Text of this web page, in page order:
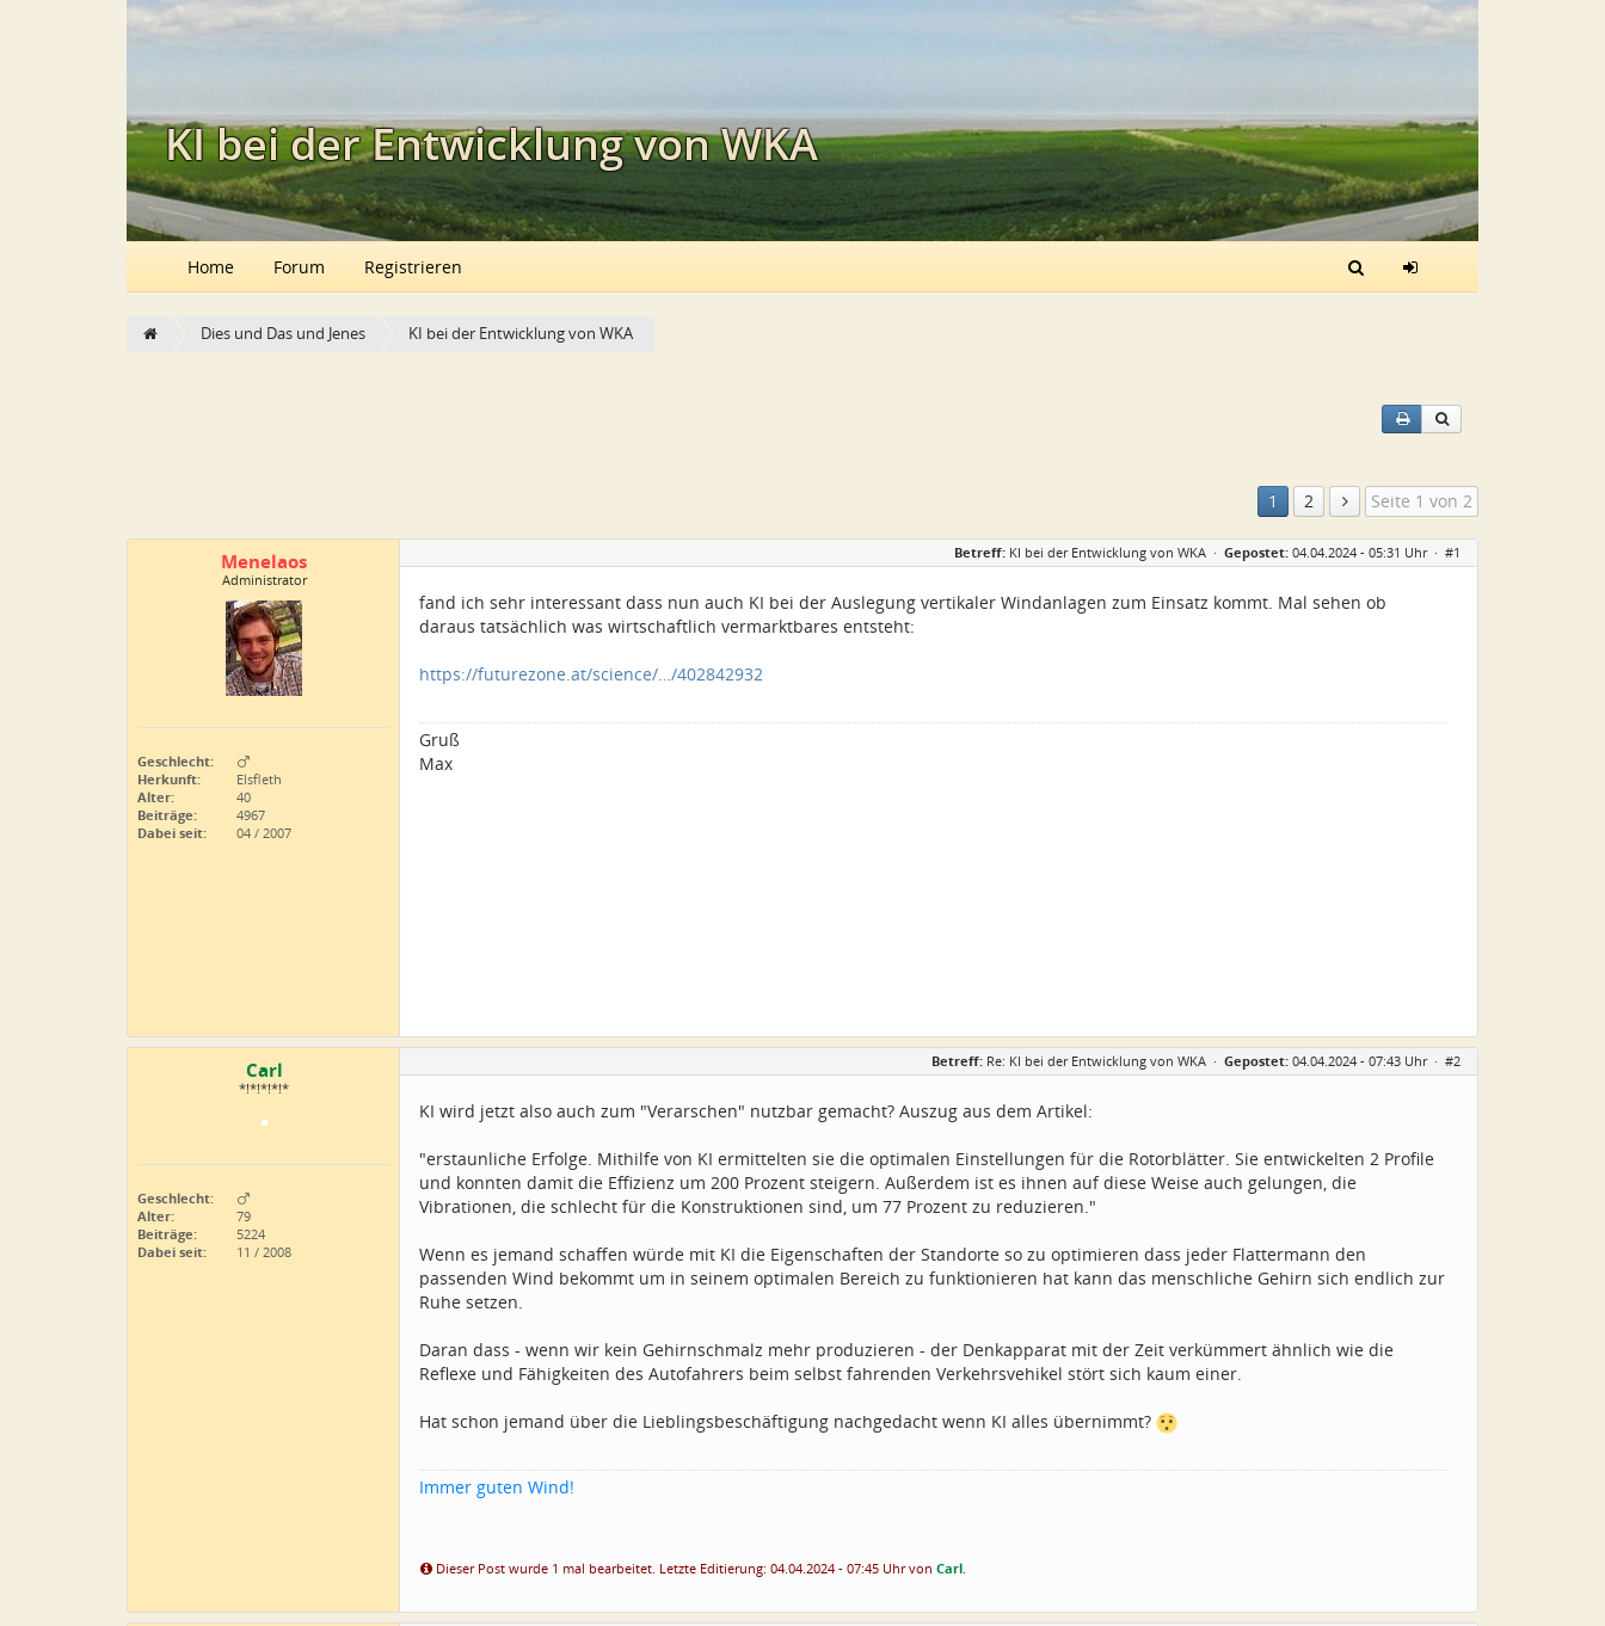
KI bei der Entwicklung von WKA
Home Forum Registrieren
Dies und Das und Jenes KI bei der Entwicklung von WKA
1 2 Seite 1 von 2
Menelaos
Administrator
Geschlecht:
Herkunft:
Elsfleth
Alter:
40
Beiträge:
4967
Dabei seit:
04 / 2007
Betreff: KI bei der Entwicklung von WKA · Gepostet: 04.04.2024 - 05:31 Uhr · #1
fand ich sehr interessant dass nun auch KI bei der Auslegung vertikaler Windanlagen zum Einsatz kommt. Mal sehen ob
daraus tatsächlich was wirtschaftlich vermarktbares entsteht:
https://futurezone.at/science/…/402842932
Gruß
Max
Carl
*!*!*!*!*
Geschlecht:
Alter:
79
Beiträge:
5224
Dabei seit:
11 / 2008
Betreff: Re: KI bei der Entwicklung von WKA · Gepostet: 04.04.2024 - 07:43 Uhr · #2
KI wird jetzt also auch zum "Verarschen" nutzbar gemacht? Auszug aus dem Artikel:
"erstaunliche Erfolge. Mithilfe von KI ermittelten sie die optimalen Einstellungen für die Rotorblätter. Sie entwickelten 2 Profile
und konnten damit die Effizienz um 200 Prozent steigern. Außerdem ist es ihnen auf diese Weise auch gelungen, die
Vibrationen, die schlecht für die Konstruktionen sind, um 77 Prozent zu reduzieren."
Wenn es jemand schaffen würde mit KI die Eigenschaften der Standorte so zu optimieren dass jeder Flattermann den
passenden Wind bekommt um in seinem optimalen Bereich zu funktionieren hat kann das menschliche Gehirn sich endlich zur
Ruhe setzen.
Daran dass - wenn wir kein Gehirnschmalz mehr produzieren - der Denkapparat mit der Zeit verkümmert ähnlich wie die
Reflexe und Fähigkeiten des Autofahrers beim selbst fahrenden Verkehrsvehikel stört sich kaum einer.
Hat schon jemand über die Lieblingsbeschäftigung nachgedacht wenn KI alles übernimmt?
Immer guten Wind!
Dieser Post wurde 1 mal bearbeitet. Letzte Editierung: 04.04.2024 - 07:45 Uhr vonCarl.